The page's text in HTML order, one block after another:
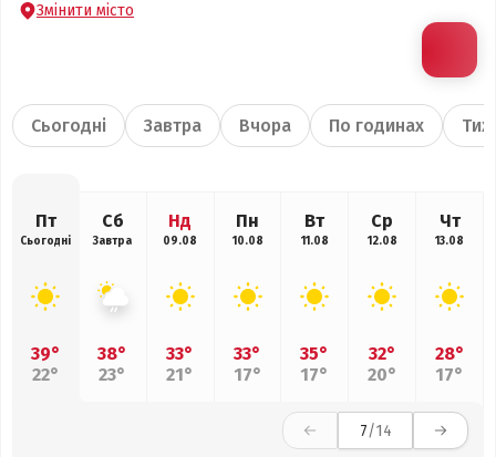
Змінити місто
Сьогодні Завтра Вчора По годинах
Пт
Сьогодні
39°
22°
Сб
Завтра
38°
23°
Нд
09.08
33°
21°
Пн
10.08
33°
17°
Вт
11.08
35°
17°
Ср
12.08
32°
20°
Чт
13.08
28°
17°
7/14